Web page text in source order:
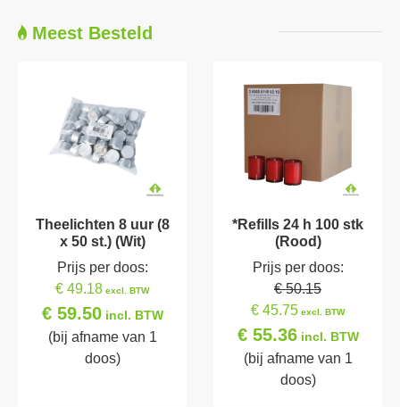
Meest Besteld
Theelichten 8 uur (8
x 50 st.) (Wit)
Prijs per doos:
€ 49.18 excl. BTW
€ 59.50incl. BTW
(bij afname van 1
doos)
*Refills 24 h 100 stk
(Rood)
Prijs per doos:
€ 50.15
€ 45.75 excl. BTW
€ 55.36incl. BTW
(bij afname van 1
doos)